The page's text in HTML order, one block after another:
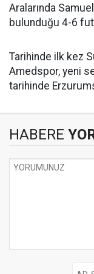
Aralarında
bulunduğu 4-6
Tarihinde ilk kez
Amedspor, yeni
tarihinde
HABERE